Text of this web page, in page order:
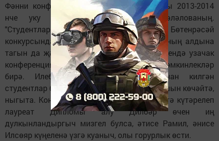
Фәнни конференциядә тәүге кат катнашуы 2013-2014
нче уку елында була Дилбәр Җәләлованың.
"Студентларның иң яхшы фәнни хезмәте" Бөтенрәсәй
конкурсында катнаша ул. Белем офыгы аның алдына
тагын да җәелә, ачыла төшә. Сочи шәһәрендә узачак
конференциягә чакырылуы исә аңа яңа мөмкинлекләр
бирә. Илебезнең төрле почмакларыннан килгән
студентлар белән аралашу фәнгә омтылышын көчәйтә,
ныгыта. Конференция узган залдан сәхнәгә күтәрелеп
лауреат Дипломы алу Дилбәр өчен иң
дулкынландыргыч мизгел булса, әтисе Рамил, әнисе
Илсөяр күңеленә үзгә куаныч, олы горурлык өсти.